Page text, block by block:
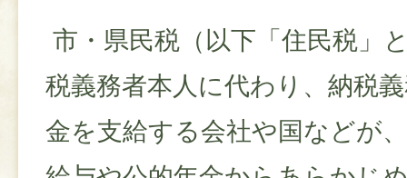
市・県民税（以下「住民税」
税義務者本人に代わり、納税
金を支給する会社や国などが